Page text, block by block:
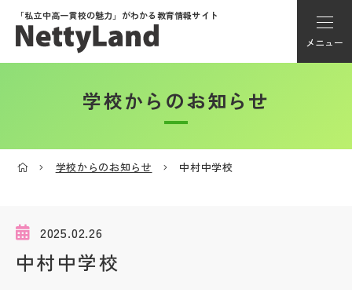
「私立中高一貫校の魅力」がわかる教育情報サイト
メニュー
アカウント登録
学校選び
学校からのお知らせ
学校からのお知らせ 中村中学校
2025.02.26
中村中学校